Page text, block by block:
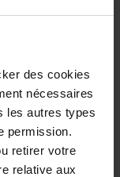
des cookies
nécessaires
les autres types
permission.
retirer votre
relative aux
beschikbaar
55€